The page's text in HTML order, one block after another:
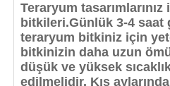
Teraryum
bitkileri.Günlük 3-4 saat
teraryum bitkiniz için
bitkinizin daha uzun
düşük ve yüksek
edilmelidir. Kış